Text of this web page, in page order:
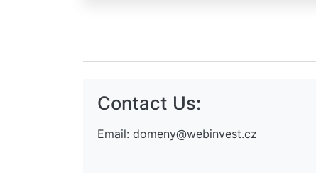
Contact Us:
Email: domeny@webinvest.cz